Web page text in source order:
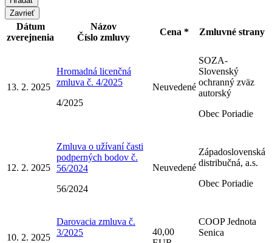
Zavrieť
Dátum
zverejnenia
Názov
Číslo zmluvy
Cena * Zmluvné strany
13. 2. 2025
Hromadná licenčná
zmluva č. 4/2025
4/2025
Neuvedené
SOZA-
Slovenský
ochranný zväz
autorský
Obec Poriadie
12. 2. 2025
Zmluva o užívaní časti
podperných bodov č.
56/2024
56/2024
Neuvedené
Západoslovenská
distribučná, a.s.
Obec Poriadie
10. 2. 2025
Darovacia zmluva č.
3/2025
40,00
COOP Jednota
Senica